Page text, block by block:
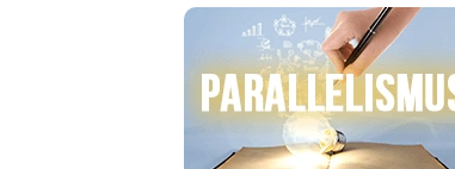
Jetzt lesen